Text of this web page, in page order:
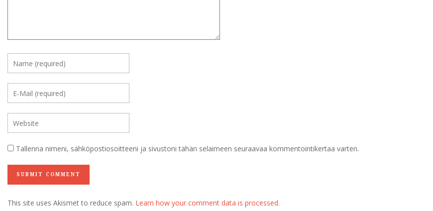
Tallenna nimeni, sähköpostiosoitteeni ja sivustoni tähän selaimeen seuraavaa kommentointikertaa varten.
This site uses Akismet to reduce spam. Learn how your comment data is processed.